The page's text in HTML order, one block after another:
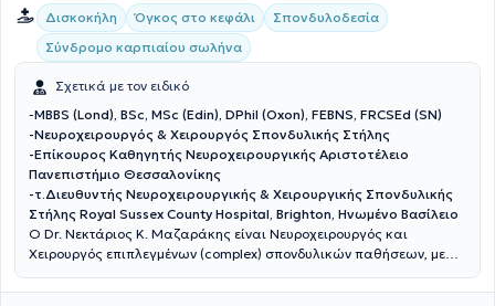
Δισκοκήλη Όγκος στο κεφάλι
Σπονδυλοδεσία
Σύνδρομο καρπιαίου σωλήνα
Σχετικά με τον ειδικό
-MBBS (Lond), BSc, MSc (Edin), DPhil (Oxon), FEBNS, FRCSEd (SN)
-Νευροχειρουργός & Χειρουργός Σπονδυλικής Στήλης
-Επίκουρος Καθηγητής Νευροχειρουργικής Αριστοτέλειο
Πανεπιστήμιο Θεσσαλονίκης
-τ.Διευθυντής Νευροχειρουργικής & Χειρουργικής Σπονδυλικής
Στήλης Royal Sussex County Hospital, Brighton, Ηνωμένο Βασίλειο
O Dr. Νεκτάριος Κ. Μαζαράκης είναι Νευροχειρουργός και
Χειρουργός επιπλεγμένων (complex) σπονδυλικών παθήσεων, με
Ιρλανδία. Είναι Επίκουρος Καθηγητής Νευροχειρουργικής στο